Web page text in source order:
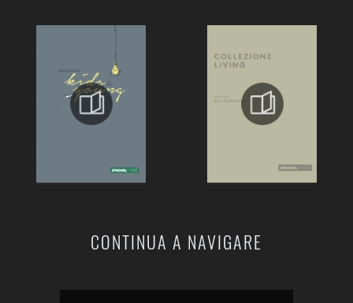
CONTINUA A NAVIGARE